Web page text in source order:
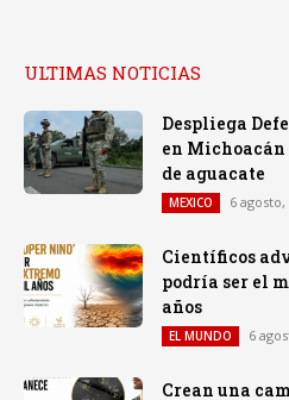
ULTIMAS NOTICIAS
Despliega
en
de aguacate
MEXICO 6 agosto,
Científicos
podría ser el
años
EL MUNDO 6
Crean una